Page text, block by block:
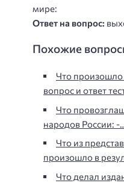
мире:
Ответ на вопрос:
Похожие
Что произошло
вопрос и ответ
Что
народов России: -
Что из
произошло в
Что делал